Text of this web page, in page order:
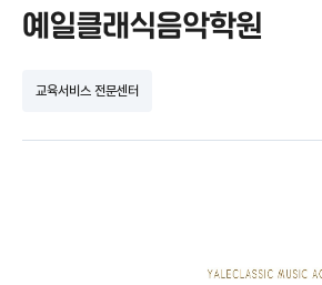
예일클래식음악학원
교육서비스 전문센터